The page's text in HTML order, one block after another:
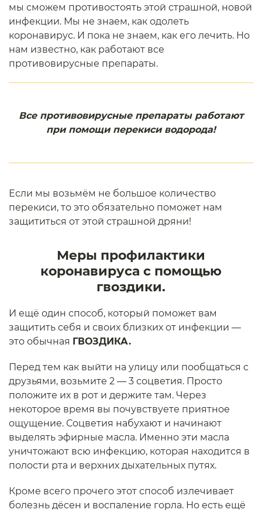
мы сможем противостоять этой страшной, новой
инфекции. Мы не знаем, как одолеть
коронавирус. И пока не знаем, как его лечить. Но
нам известно, как работают все
противовирусные препараты.
Все противовирусные препараты работают
при помощи перекиси водорода!
Если мы возьмём не большое количество
перекиси, то это обязательно поможет нам
защититься от этой страшной дряни!
Меры профилактики
коронавируса с помощью
гвоздики.
И ещё один способ, который поможет вам
защитить себя и своих близких от инфекции —
это обычная ГВОЗДИКА.
Перед тем как выйти на улицу или пообщаться с
друзьями, возьмите 2 — 3 соцветия. Просто
положите их в рот и держите там. Через
некоторое время вы почувствуете приятное
ощущение. Соцветия набухают и начинают
выделять эфирные масла. Именно эти масла
уничтожают всю инфекцию, которая находится в
полости рта и верхних дыхательных путях.
Кроме всего прочего этот способ излечивает
болезнь дёсен и воспаление горла. Но есть ещё